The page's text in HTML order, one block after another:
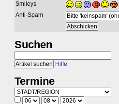
Smileys
Anti-Spam
Suchen
Hilfe
Termine